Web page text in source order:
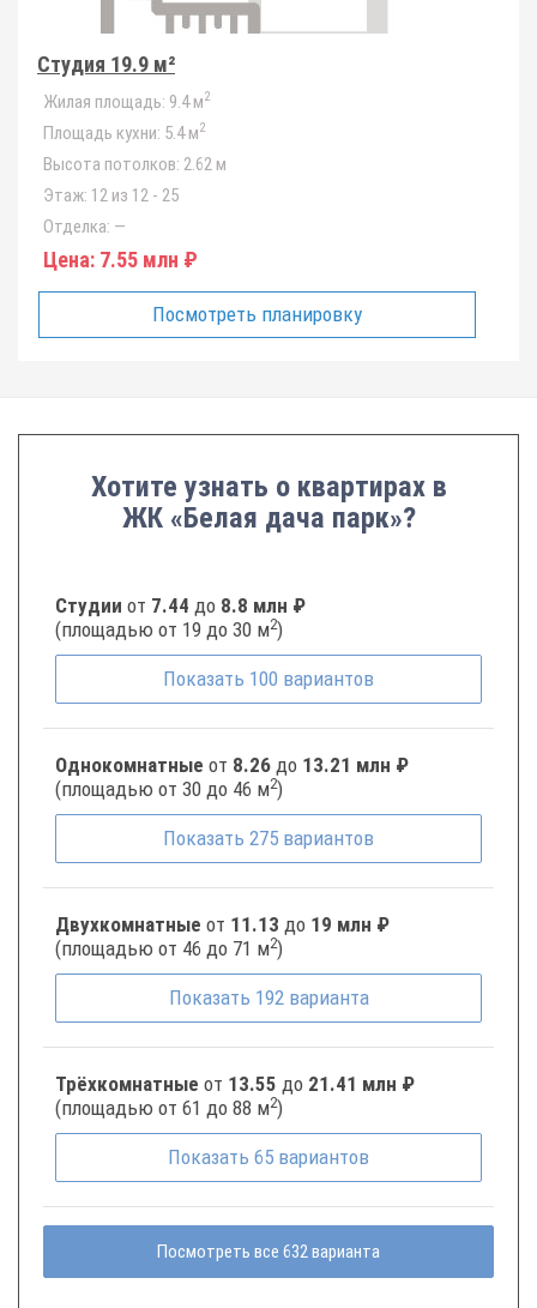
Студия 19.9 м²
Жилая площадь: 9.4 м2
Площадь кухни: 5.4 м2
Высота потолков: 2.62 м
Этаж: 12 из 12 - 25
Отделка: —
Цена: 7.55 млн ₽
Посмотреть планировку
Хотите узнать о квартирах в
ЖК «Белая дача парк»?
Студии от 7.44 до 8.8 млн ₽
(площадью от 19 до 30 м2)
Показать 100 вариантов
Однокомнатные от 8.26 до 13.21 млн ₽
(площадью от 30 до 46 м2)
Показать 275 вариантов
Двухкомнатные от 11.13 до 19 млн ₽
(площадью от 46 до 71 м2)
Показать 192 варианта
Трёхкомнатные от 13.55 до 21.41 млн ₽
(площадью от 61 до 88 м2)
Показать 65 вариантов
Посмотреть все 632 варианта